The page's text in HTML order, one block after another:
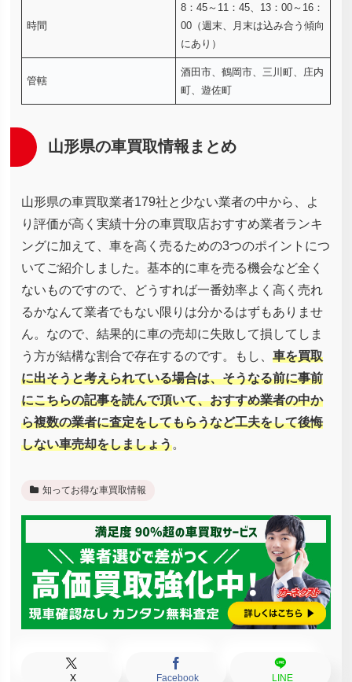
時間
8：45～11：45、13：00～16：
00（週末、月末は込み合う傾向
にあり）
管轄
酒田市、鶴岡市、三川町、庄内
町、遊佐町
山形県の車買取情報まとめ
山形県の車買取業者179社と少ない業者の中から、よ
り評価が高く実績十分の車買取店おすすめ業者ランキ
ングに加えて、車を高く売るための3つのポイントにつ
いてご紹介しました。基本的に車を売る機会など全く
ないものですので、どうすれば一番効率よく高く売れ
るかなんて業者でもない限りは分かるはずもありませ
ん。なので、結果的に車の売却に失敗して損してしま
う方が結構な割合で存在するのです。もし、 車を買取
に出そうと考えられている場合は、そうなる前に事前
にこちらの記事を読んで頂いて、おすすめ業者の中か
ら複数の業者に査定をしてもらうなど工夫をして後悔
しない車売却をしましょう。
知ってお得な車買取情報
X Facebook LINE